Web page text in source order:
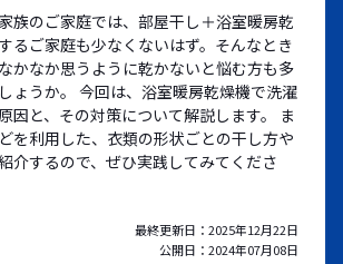
族のご家庭では、部屋干し＋浴室暖房乾
るご家庭も少なくないはず。そんなとき
かなか思うように乾かないと悩む方も多
ょうか。 今回は、浴室暖房乾燥機で洗濯
因と、その対策について解説します。 ま
を利用した、衣類の形状ごとの干し方や
介するので、ぜひ実践してみてくださ
最終更新日： 2025年12月22日
公開日： 2024年07月08日